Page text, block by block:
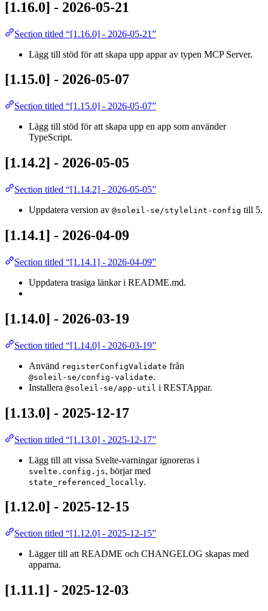
[1.16.0] - 2026-05-21
Section titled “[1.16.0] - 2026-05-21”
Lägg till stöd för att skapa upp appar av typen MCP Server.
[1.15.0] - 2026-05-07
Section titled “[1.15.0] - 2026-05-07”
Lägg till stöd för att skapa upp en app som använder
TypeScript.
[1.14.2] - 2026-05-05
Section titled “[1.14.2] - 2026-05-05”
Uppdatera version av @soleil-se/stylelint-config till 5.
[1.14.1] - 2026-04-09
Section titled “[1.14.1] - 2026-04-09”
Uppdatera trasiga länkar i README.md.
[1.14.0] - 2026-03-19
Section titled “[1.14.0] - 2026-03-19”
Använd registerConfigValidate från
@soleil-se/config-validate.
Installera @soleil-se/app-util i RESTAppar.
[1.13.0] - 2025-12-17
Section titled “[1.13.0] - 2025-12-17”
Lägg till att vissa Svelte-varningar ignoreras i
svelte.config.js, börjar med
state_referenced_locally.
[1.12.0] - 2025-12-15
Section titled “[1.12.0] - 2025-12-15”
Lägger till att README och CHANGELOG skapas med
apparna.
[1.11.1] - 2025-12-03